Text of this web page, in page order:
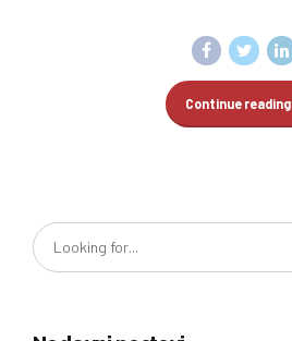
Continue reading